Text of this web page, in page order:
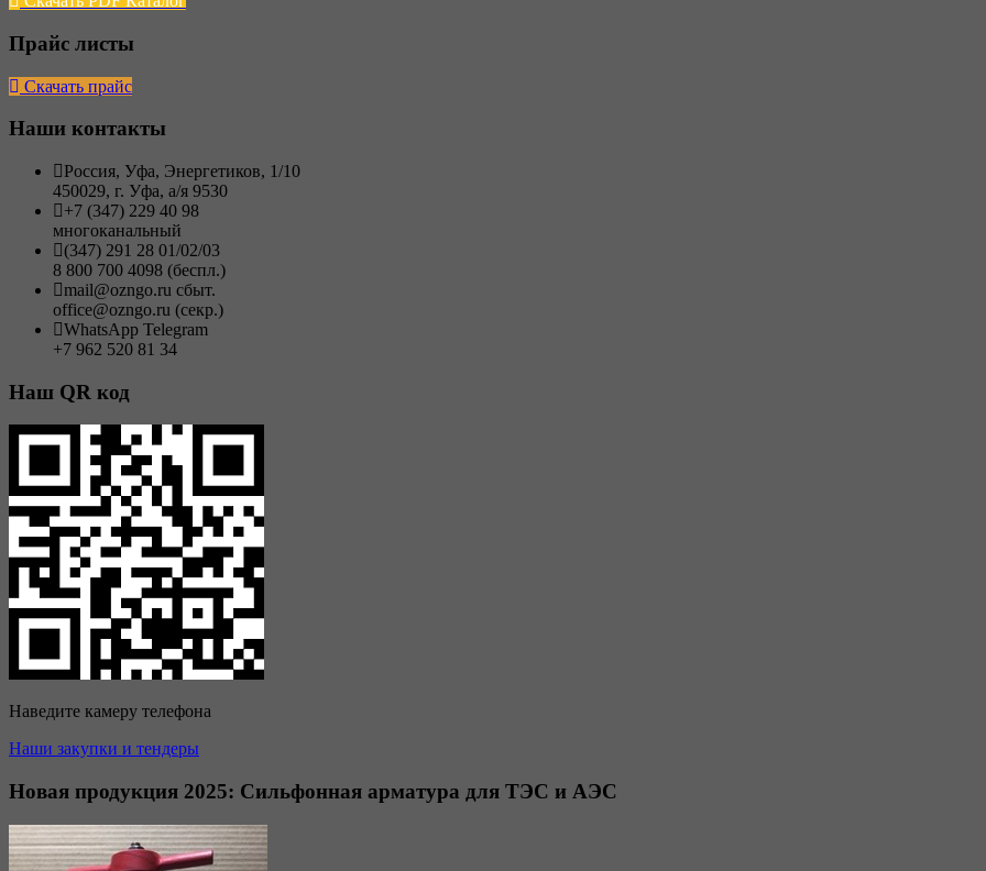
Прайс листы
Скачать прайс
Наши контакты
Россия, Уфа, Энергетиков, 1/10
450029, г. Уфа, а/я 9530
+7 (347) 229 40 98
многоканальный
(347) 291 28 01/02/03
8 800 700 4098 (беспл.)
mail@ozngo.ru сбыт.
office@ozngo.ru (секр.)
WhatsApp Telegram
+7 962 520 81 34
Наш QR код
Наведите камеру телефона
Наши закупки и тендеры
Новая продукция 2025: Сильфонная арматура для ТЭС и АЭС